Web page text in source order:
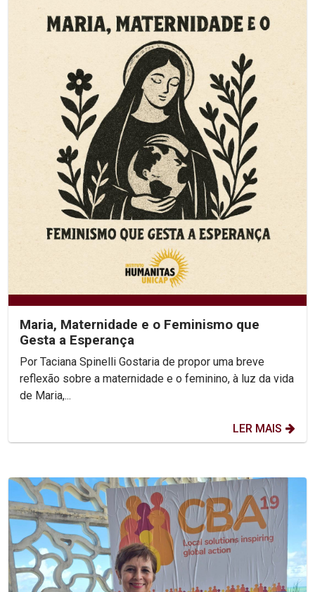
Maria, Maternidade e o Feminismo que
Gesta a Esperança
Por Taciana Spinelli Gostaria de propor uma breve
reflexão sobre a maternidade e o feminino, à luz da vida
de Maria,...
LER MAIS